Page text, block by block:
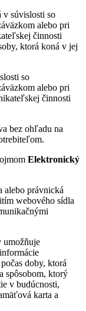
v súvislosti so
alebo pri
činnosti
ktorá koná v jej
so
alebo pri
činnosti
bez ohľadu na
Elektronický
alebo právnická
webového sídla
umožňuje
doby, ktorá
spôsobom, ktorý
v budúcnosti,
karta a